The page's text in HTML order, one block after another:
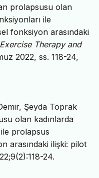
prolapsusu olan
ile
fonksiyon arasındaki
Therapy and
2022, ss. 118-24,
Şeyda Toprak
olan kadınlarda
prolapsus
arasındaki ilişki: pilot
24.